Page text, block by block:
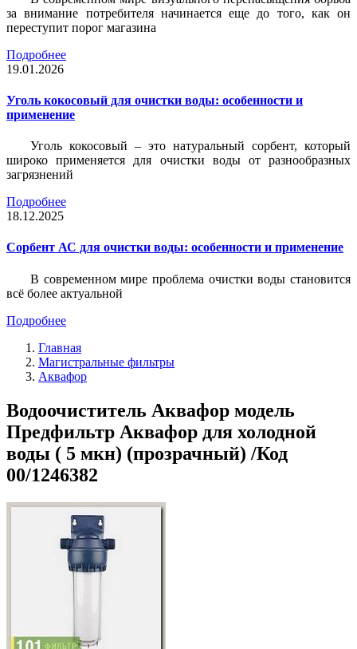
за внимание потребителя начинается еще до того, как он
переступит порог магазина
Подробнее
19.01.2026
Уголь кокосовый для очистки воды: особенности и
применение
Уголь кокосовый – это натуральный сорбент, который
широко применяется для очистки воды от разнообразных
загрязнений
Подробнее
18.12.2025
Сорбент АС для очистки воды: особенности и применение
В современном мире проблема очистки воды становится
всё более актуальной
Подробнее
Главная
Магистральные фильтры
Аквафор
Водоочиститель Аквафор модель
Предфильтр Аквафор для холодной
воды ( 5 мкн) (прозрачный) /Код
00/1246382